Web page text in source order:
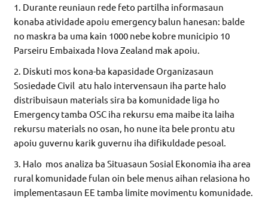
1. Durante reuniaun rede feto partilha informasaun
konaba atividade apoiu emergency balun hanesan: balde
no maskra ba uma kain 1000 nebe kobre municipio 10
Parseiru Embaixada Nova Zealand mak apoiu.
2. Diskuti mos kona-ba kapasidade Organizasaun
Sosiedade Civil atu halo intervensaun iha parte halo
distribuisaun materials sira ba komunidade liga ho
Emergency tamba OSC iha rekursu ema maibe ita laiha
rekursu materials no osan, ho nune ita bele prontu atu
apoiu guvernu karik guvernu iha difikuldade pesoal.
3. Halo mos analiza ba Situasaun Sosial Ekonomia iha area
rural komunidade fulan oin bele menus aihan relasiona ho
implementasaun EE tamba limite movimentu komunidade.